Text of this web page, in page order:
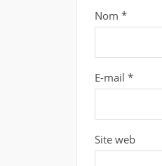
Nom *
E-mail *
Site web